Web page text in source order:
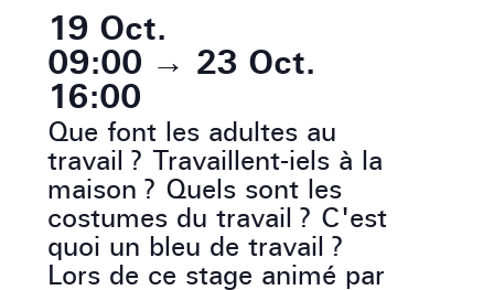
19 Oct.
09:00 → 23 Oct.
16:00
Que font les adultes au
travail ? Travaillent-iels à la
maison ? Quels sont les
costumes du travail ? C'est
quoi un bleu de travail ?
Lors de ce stage animé par